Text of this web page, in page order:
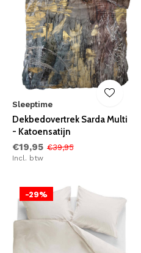
Sleeptime
Dekbedovertrek Sarda Multi
- Katoensatijn
€19,95 €39,95
Incl. btw
-29%